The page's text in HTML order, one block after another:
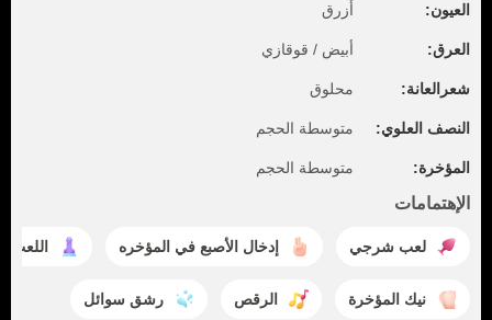
العيون: أزرق
العرق: أبيض / قوقازي
شعرالعانة: محلوق
النصف العلوي: متوسطة الحجم
المؤخرة: متوسطة الحجم
الإهتمامات
لعب شرجي إدخال الأصبع في المؤخره اللعب
نيك المؤخرة الرقص رشق سوائل